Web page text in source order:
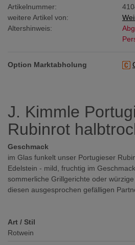
Artikelnummer:
weitere Artikel von:
Altershinweis:
Option Marktabholung
J. Kimmle
Rubinrot
Geschmack
im Glas funkelt unser Portugieser
Edelstein - mild, fruchtig im
sommerliche Grillgerichte oder
diesen ausgesprochen gefälligen
Art / Stil
Rotwein